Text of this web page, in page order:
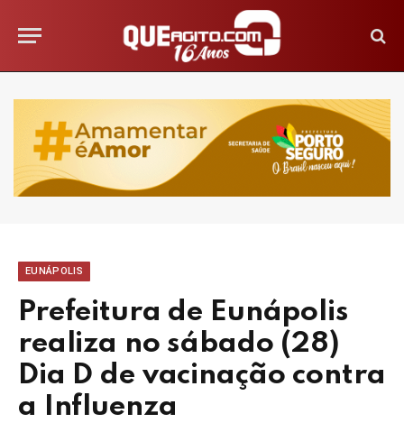
EUNÁPOLIS
Prefeitura de Eunápolis
realiza no sábado (28)
Dia D de vacinação contra
a Influenza